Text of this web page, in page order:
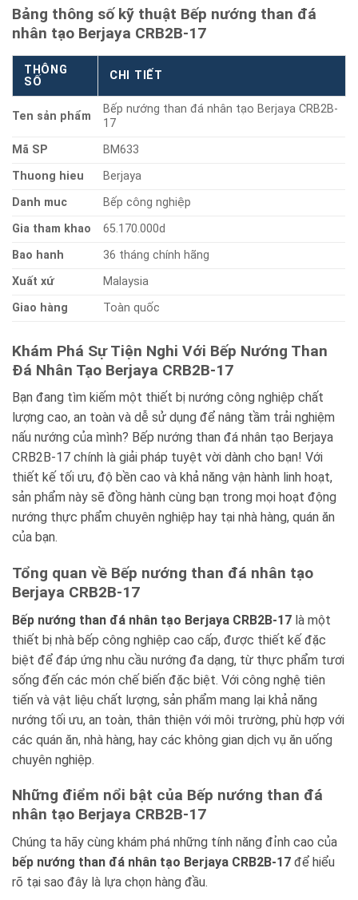
Bảng thông số kỹ thuật Bếp nướng than đá
nhân tạo Berjaya CRB2B-17
THÔNG
SỐ
CHI TIẾT
Ten sản phẩm
Bếp nướng than đá nhân tạo Berjaya CRB2B-
17
Mã SP
BM633
Thuong hieu
Berjaya
Danh muc
Bếp công nghiệp
Gia tham khao
65.170.000d
Bao hanh
36 tháng chính hãng
Xuất xứ
Malaysia
Giao hàng
Toàn quốc
Khám Phá Sự Tiện Nghi Với Bếp Nướng Than
Đá Nhân Tạo Berjaya CRB2B-17
Bạn đang tìm kiếm một thiết bị nướng công nghiệp chất
lượng cao, an toàn và dễ sử dụng để nâng tầm trải nghiệm
nấu nướng của mình? Bếp nướng than đá nhân tạo Berjaya
CRB2B-17 chính là giải pháp tuyệt vời dành cho bạn! Với
thiết kế tối ưu, độ bền cao và khả năng vận hành linh hoạt,
sản phẩm này sẽ đồng hành cùng bạn trong mọi hoạt động
nướng thực phẩm chuyên nghiệp hay tại nhà hàng, quán ăn
của bạn.
Tổng quan về Bếp nướng than đá nhân tạo
Berjaya CRB2B-17
Bếp nướng than đá nhân tạo Berjaya CRB2B-17 là một
thiết bị nhà bếp công nghiệp cao cấp, được thiết kế đặc
biệt để đáp ứng nhu cầu nướng đa dạng, từ thực phẩm tươi
sống đến các món chế biến đặc biệt. Với công nghệ tiên
tiến và vật liệu chất lượng, sản phẩm mang lại khả năng
nướng tối ưu, an toàn, thân thiện với môi trường, phù hợp với
các quán ăn, nhà hàng, hay các không gian dịch vụ ăn uống
chuyên nghiệp.
Những điểm nổi bật của Bếp nướng than đá
nhân tạo Berjaya CRB2B-17
Chúng ta hãy cùng khám phá những tính năng đỉnh cao của
bếp nướng than đá nhân tạo Berjaya CRB2B-17 để hiểu
rõ tại sao đây là lựa chọn hàng đầu.